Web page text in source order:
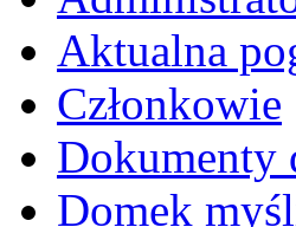
Aktualna
Członkowie
Dokumenty
Domek